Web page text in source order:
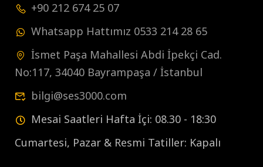
+90 212 674 25 07
Whatsapp Hattımız 0533 214 28 65
İsmet Paşa Mahallesi Abdi İpekçi Cad.
No:117, 34040 Bayrampaşa / İstanbul
bilgi@ses3000.com
Mesai Saatleri Hafta İçi: 08.30 - 18:30
Cumartesi, Pazar & Resmi Tatiller: Kapalı